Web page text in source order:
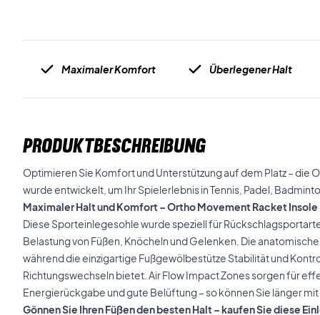
Maximaler Komfort Überlegener Halt
PRODUKTBESCHREIBUNG
Optimieren Sie Komfort und Unterstützung auf dem Platz – die
wurde entwickelt, um Ihr Spielerlebnis in Tennis, Padel,
Maximaler Halt und Komfort – Ortho Movement Racket Insole
Diese Sporteinlegesohle wurde speziell für
Belastung von Füßen, Knöcheln und Gelenken. Die
während die einzigartige Fußgewölbestütze Stabilität und
Richtungswechseln bietet. Air Flow Impact Zones sorgen für
Energierückgabe und gute Belüftung – so können Sie länger
Gönnen Sie Ihren Füßen den besten Halt – kaufen Sie diese